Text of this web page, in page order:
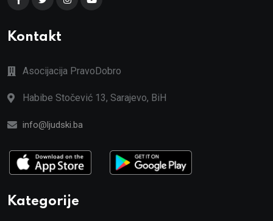
Kontakt
Asocijacija PravoDobro
Habibe Stočević 13, Sarajevo, BiH
info@ljudski.ba
Kategorije